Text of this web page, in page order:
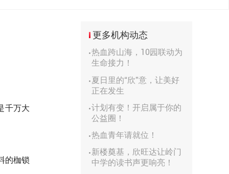
千万大
的枷锁
更多机构动态
热血跨山海，10园联动为
生命接力！
夏日里的“欣”意，让美好
正在发生
计划有变！开启属于你的
公益圈！
热血青年请就位！
新楼奠基，欣旺达让岭门
中学的读书声更响亮！